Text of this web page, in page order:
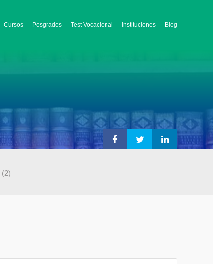
Cursos Posgrados Test Vocacional Instituciones Blog
(2)